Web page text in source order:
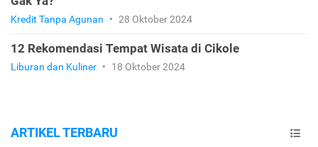
Kredit Tanpa Agunan • 28 Oktober 2024
12 Rekomendasi Tempat Wisata di Cikole
Liburan dan Kuliner • 18 Oktober 2024
ARTIKEL TERBARU